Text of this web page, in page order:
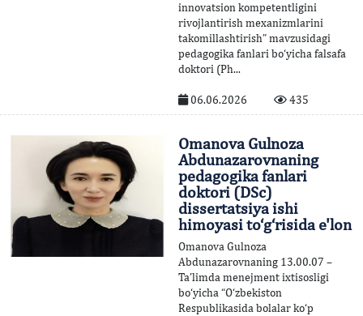
innovatsion kompetentligini
rivojlantirish mexanizmlarini
takomillashtirish” mavzusidagi
pedagogika fanlari bo‘yicha falsafa
doktori (Ph...
06.06.2026 435
Omanova Gulnoza
Abdunazarovnaning
pedagogika fanlari
doktori (DSc)
dissertatsiya ishi
himoyasi to‘g‘risida e'lon
Omanova Gulnoza
Abdunazarovnaning 13.00.07 –
Ta’limda menejment ixtisosligi
bo‘yicha “O‘zbekiston
Respublikasida bolalar ko‘p